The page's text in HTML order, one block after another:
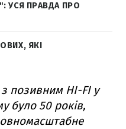
УСЯ ПРАВДА ПРО
ЯКІ
позивним HI-FI у
було 50 років,